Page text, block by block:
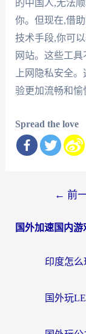
的中国人,无法
你。但现在,借
技术手段,你可
网站。这些工
上网隐私安全
验更加流畅和愉
Spread the love
导
← 前
国外加速国内游